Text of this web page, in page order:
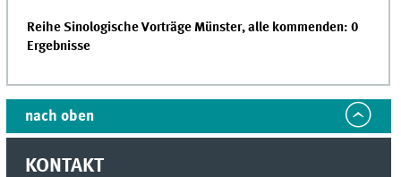
Reihe Sinologische Vorträge Münster, alle kommenden: 0
Ergebnisse
nach oben
KONTAKT